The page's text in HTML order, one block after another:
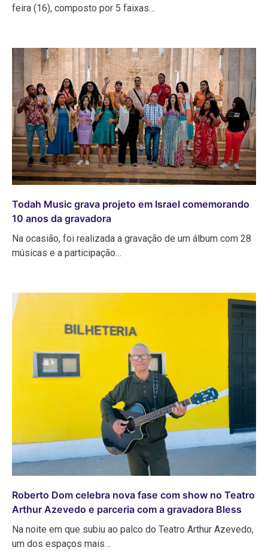
feira (16), composto por 5 faixas…
Todah Music grava projeto em Israel comemorando
10 anos da gravadora
Na ocasião, foi realizada a gravação de um álbum com 28
músicas e a participação…
Roberto Dom celebra nova fase com show no Teatro
Arthur Azevedo e parceria com a gravadora Bless
Na noite em que subiu ao palco do Teatro Arthur Azevedo,
um dos espaços mais…